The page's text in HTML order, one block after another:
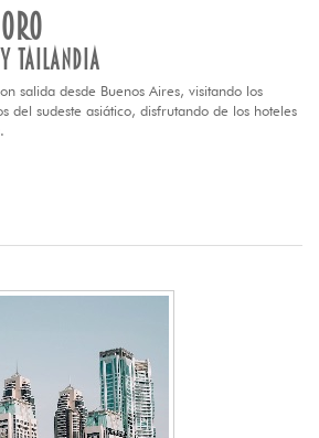
TAILANDIA
salida desde Buenos Aires, visitando los
del sudeste asiático, disfrutando de los hoteles